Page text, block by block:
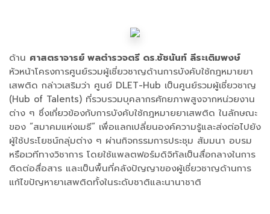
ด้าน ศาสตราจารย์ พลตำรวจตรี ดร.ชัชนันท์ ลีระเติมพงษ์
หัวหน้าโครงการศูนย์รวมผู้เชี่ยวชาญด้านการบังคับใช้กฎหมายยา
เสพติด กล่าวเสริมว่า ศูนย์ DLET-Hub เป็นศูนย์รวมผู้เชี่ยวชาญ
(Hub of Talents) ที่รวบรวมบุคลากรศักยภาพสูงจากหน่วยงาน
ต่าง ๆ ซึ่งเกี่ยวข้องกับการบังคับใช้กฎหมายยาเสพติด ในลักษณะ
ของ “สมาคมแห่งเมธี” เพื่อแลกเปลี่ยนองค์ความรู้และส่งต่อไปยัง
ผู้ใช้ประโยชน์กลุ่มต่าง ๆ ผ่านกิจกรรมการประชุม สัมมนา อบรม
หรือเวทีทางวิชาการ โดยใช้แพลตฟอร์มดิจิทัลเป็นสื่อกลางในการ
ติดต่อสื่อสาร และเป็นพื้นที่คลังปัญญาของผู้เชี่ยวชาญด้านการ
แก้ไขปัญหายาเสพติดทั้งในระดับชาติและนานาชาติ